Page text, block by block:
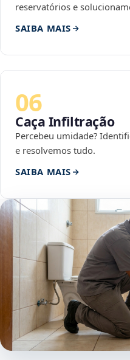
reservatórios e
SAIBA MAIS
06
Caça Infiltração
Percebeu umidade?
e resolvemos tudo.
SAIBA MAIS